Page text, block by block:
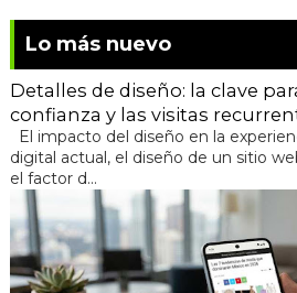
Lo más nuevo
Detalles de diseño: la clave
confianza y las visitas
El impacto del diseño en la
digital actual, el diseño de un sitio
el factor d...